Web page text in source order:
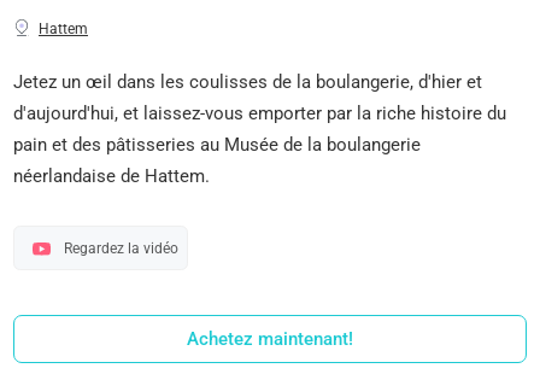
Hattem
Jetez un œil dans les coulisses de la boulangerie, d'hier et
d'aujourd'hui, et laissez-vous emporter par la riche histoire du
pain et des pâtisseries au Musée de la boulangerie
néerlandaise de Hattem.
Regardez la vidéo
Achetez maintenant!